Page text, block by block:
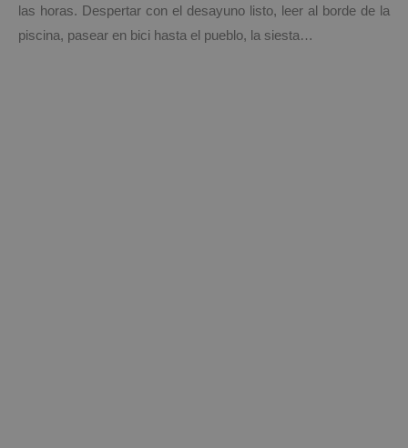
las horas. Despertar con el desayuno listo, leer al borde de la
piscina, pasear en bici hasta el pueblo, la siesta…